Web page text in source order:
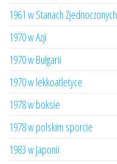
1961 w Stanach Zjednoczonych
1970 w Azji
1970 w Bułgarii
1970 w lekkoatletyce
1978 w boksie
1978 w polskim sporcie
1983 w Japonii